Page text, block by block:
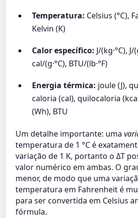
Temperatura: Celsius (°C),
Kelvin (K)
Calor específico: J/(kg·°C), J/
cal/(g·°C), BTU/(lb·°F)
Energia térmica: joule (J),
caloria (cal), quilocaloria
(Wh), BTU
Um detalhe importante: uma
temperatura de 1 °C é
variação de 1 K, portanto o ΔT
valor numérico em ambas. O
menor, de modo que uma
temperatura em Fahrenheit é
para ser convertida em Celsius
fórmula.